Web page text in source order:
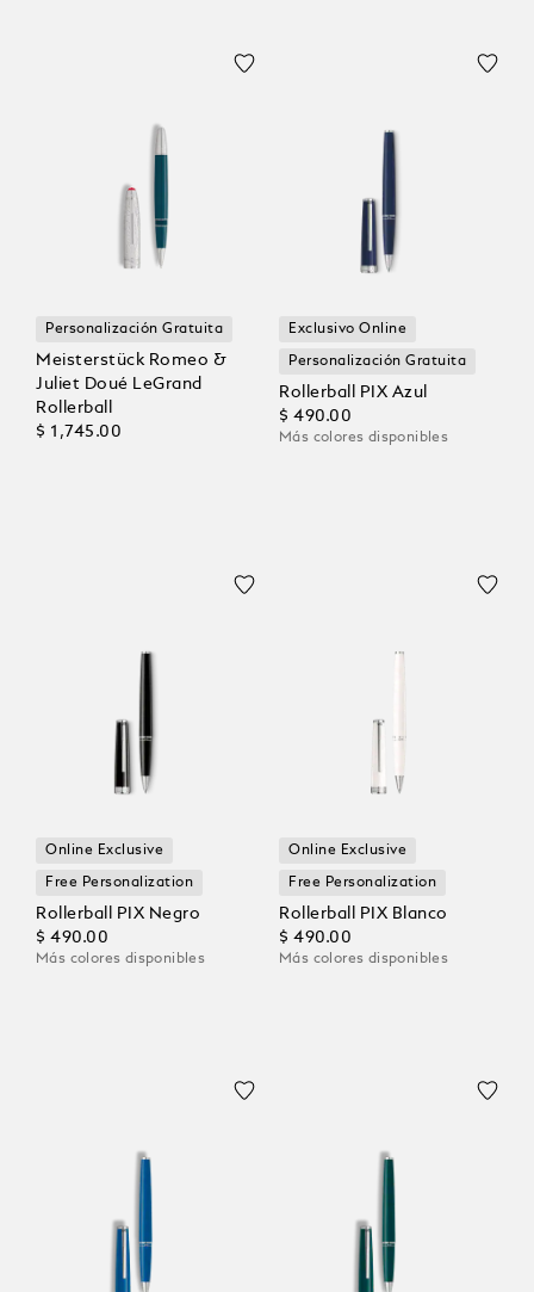
Personalización Gratuita
Meisterstück Romeo &
Juliet Doué LeGrand
Rollerball
$ 1,745.00
Exclusivo Online
Personalización Gratuita
Rollerball PIX Azul
$ 490.00
Más colores disponibles
Online Exclusive
Free Personalization
Rollerball PIX Negro
$ 490.00
Más colores disponibles
Online Exclusive
Free Personalization
Rollerball PIX Blanco
$ 490.00
Más colores disponibles